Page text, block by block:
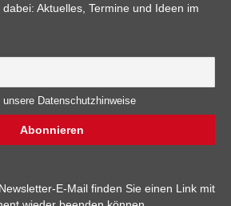
Aktuelles, Termine und Ideen im
Datenschutzhinweise
E-Mail finden Sie einen Link mit